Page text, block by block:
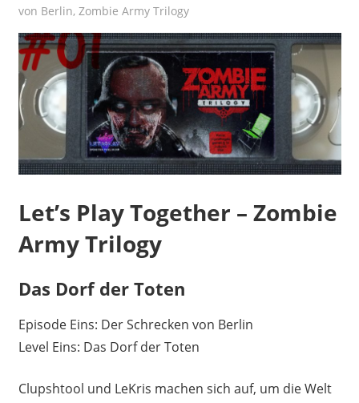
von Berlin, Zombie Army Trilogy
Let’s Play Together – Zombie
Army Trilogy
Das Dorf der Toten
Episode Eins: Der Schrecken von Berlin
Level Eins: Das Dorf der Toten
Clupshtool und LeKris machen sich auf, um die Welt